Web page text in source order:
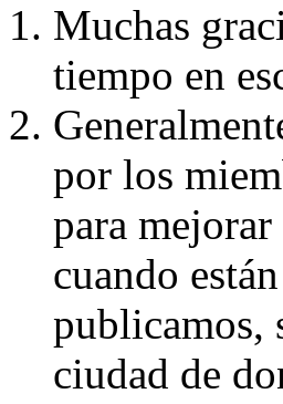
Muchas
tiempo en
por los
para
cuando
publicamos,
ciudad de